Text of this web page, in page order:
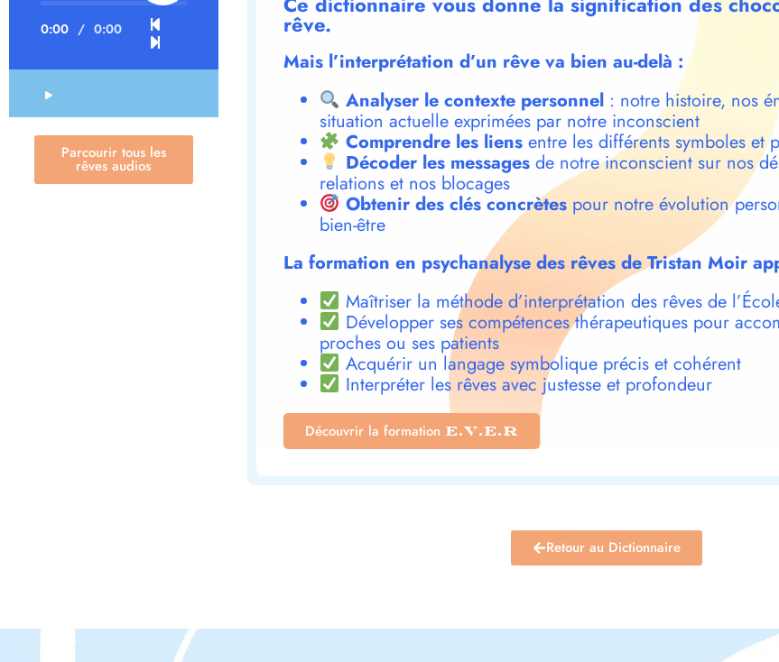
0:00 / 0:00
Parcourir tous les
rêves audios
rêve.
Mais l’interprétation d’un rêve va bien au-delà :
Analyser le contexte personnel: notre histoire, nos
situation actuelle exprimées par notre inconscient
Comprendre les liensentre les différents symboles et
Décoder les messagesde notre inconscient sur nos
relations et nos blocages
Obtenir des clés concrètespour notre évolution
bien-être
La formation en psychanalyse des rêves de Tristan Moir
Maîtriser la méthode d’interprétation des rêves de
Développer ses compétences thérapeutiques pour
proches ou ses patients
Acquérir un langage symbolique précis et cohérent
Interpréter les rêves avec justesse et profondeur
Découvrir la formation E.V.E.R
Retour au Dictionnaire